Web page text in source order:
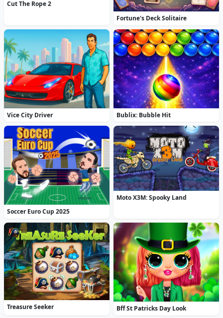
Cut The Rope 2
Fortune's Deck Solitaire
Vice City Driver Bublix: Bubble Hit
Soccer Euro Cup 2025
Moto X3M: Spooky Land
Treasure Seeker Bff St Patricks Day Look